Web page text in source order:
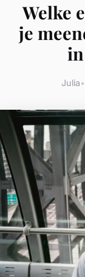
Welke
je
Julia•